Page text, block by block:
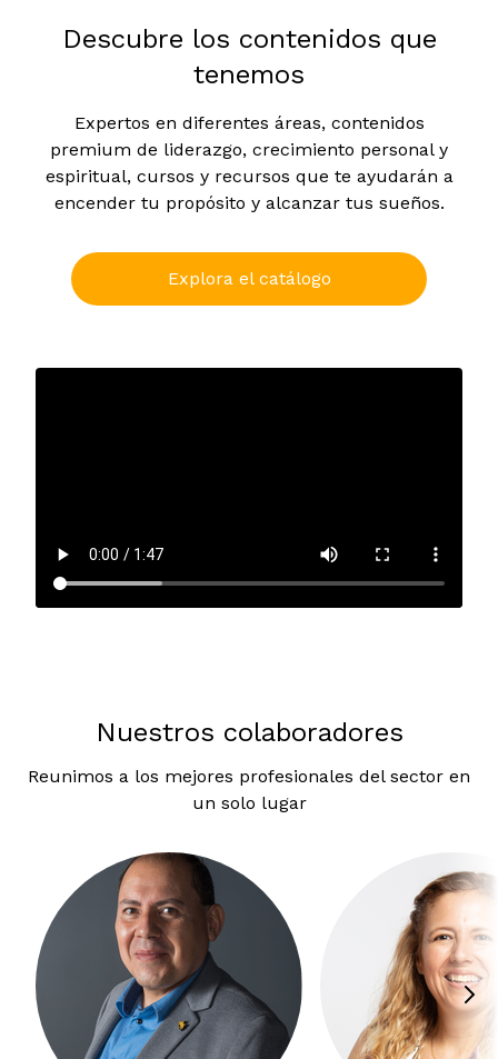
Descubre los contenidos que
tenemos
Expertos en diferentes áreas, contenidos
premium de liderazgo, crecimiento personal y
espiritual, cursos y recursos que te ayudarán a
encender tu propósito y alcanzar tus sueños.
Explora el catálogo
Nuestros colaboradores
Reunimos a los mejores profesionales del sector en
un solo lugar